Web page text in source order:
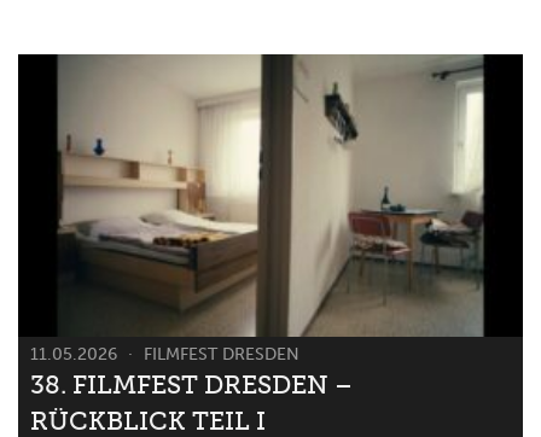
11.05.2026 FILMFEST DRESDEN
38. FILMFEST DRESDEN –
RÜCKBLICK TEIL I